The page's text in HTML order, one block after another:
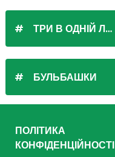
ТРИ В ОДНІЙ ЛІНІЇ
БУЛЬБАШКИ
ПОЛІТИКА
КОНФІДЕНЦІЙНОСТІ